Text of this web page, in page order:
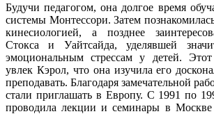
Будучи педагогом, она долгое время
системы Монтессори. Затем
кинесиологией, а позднее
Стокса и Уайтсайда, уделявшей
эмоциональным стрессам у детей. Этот
увлек Кэрол, что она изучила его
преподавать. Благодаря замечательной
стали приглашать в Европу. С 1991 по
проводила лекции и семинары в Москве